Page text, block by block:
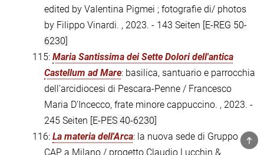
edited by Valentina Pigmei ; fotografie di/ photos
by Filippo Vinardi. , 2023. - 143 Seiten [E-REG 50-
6230]
115: Maria Santissima dei Sette Dolori dell'antica
Castellum ad Mare: basilica, santuario e parrocchia
dell'arcidiocesi di Pescara-Penne / Francesco
Maria D'Incecco, frate minore cappuccino. , 2023. -
245 Seiten [E-PES 40-6230]
116: La materia dell'Arca: la nuova sede di Gruppo
CAP a Milano / progetto Claudio Lucchin &
TOP